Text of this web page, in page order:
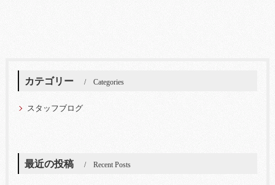
カテゴリー Categories
スタッフブログ
最近の投稿 Recent Posts